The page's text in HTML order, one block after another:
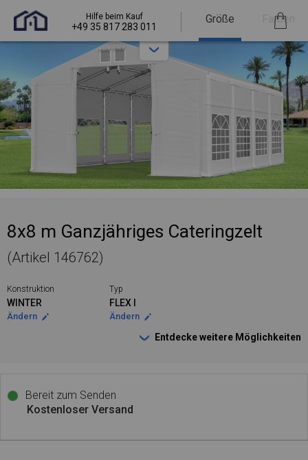
Hilfe beim Kauf
+49 35 817 283 011
Größe Farben
8x8 m Ganzjähriges Cateringzelt
(Artikel 146762)
Konstruktion
WINTER
Ändern
Typ
FLEX I
Ändern
Entdecke weitere Möglichkeiten
Bereit zum Senden
Kostenloser Versand